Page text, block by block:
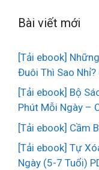
Bài viết mới
[Tải ebook]
Đuôi Thì Sao
[Tải ebook] Bộ
Phút Mỗi Ngày –
[Tải ebook] Cầm
[Tải ebook] Tự
Ngày (5-7 Tuổi)